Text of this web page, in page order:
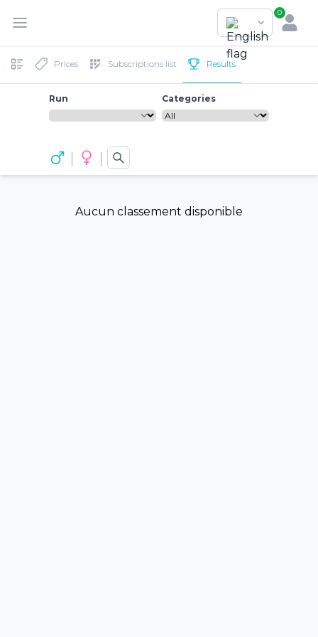
0
Prices Subscriptions list Results
Run Categories
Aucun classement disponible